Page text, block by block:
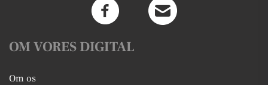
OM VORES DIGITAL
Om os